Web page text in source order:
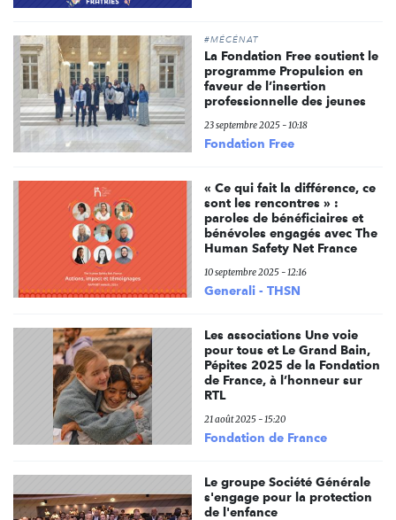
#MÉCÉNAT
La Fondation Free soutient le
programme Propulsion en
faveur de l’insertion
professionnelle des jeunes
23 septembre 2025 - 10:18
Fondation Free
« Ce qui fait la différence, ce
sont les rencontres » :
paroles de bénéficiaires et
bénévoles engagés avec The
Human Safety Net France
10 septembre 2025 - 12:16
Generali - THSN
Les associations Une voie
pour tous et Le Grand Bain,
Pépites 2025 de la Fondation
de France, à l’honneur sur
RTL
21 août 2025 - 15:20
Fondation de France
Le groupe Société Générale
s'engage pour la protection
de l'enfance